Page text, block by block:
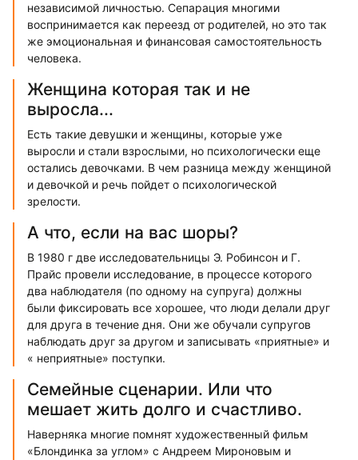
независимой личностью. Сепарация многими
воспринимается как переезд от родителей, но это так
же эмоциональная и финансовая самостоятельность
человека.
Женщина которая так и не
выросла...
Есть такие девушки и женщины, которые уже
выросли и стали взрослыми, но психологически еще
остались девочками. В чем разница между женщиной
и девочкой и речь пойдет о психологической
зрелости.
А что, если на вас шоры?
В 1980 г две исследовательницы Э. Робинсон и Г.
Прайс провели исследование, в процессе которого
два наблюдателя (по одному на супруга) должны
были фиксировать все хорошее, что люди делали друг
для друга в течение дня. Они же обучали супругов
наблюдать друг за другом и записывать «приятные» и
« неприятные» поступки.
Семейные сценарии. Или что
мешает жить долго и счастливо.
Наверняка многие помнят художественный фильм
«Блондинка за углом» с Андреем Мироновым и